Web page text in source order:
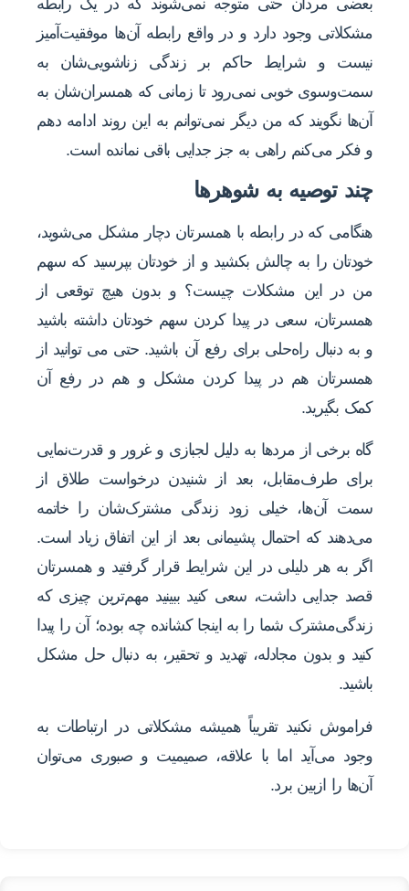
مشکلاتی وجود دارد و در واقع رابطه آن‌ها موفقیت‌آمیز
نیست و شرایط حاکم بر زندگی زناشویی‌شان به
سمت‌وسوی خوبی نمی‌رود تا زمانی که همسران‌شان به
آن‌ها نگویند که من دیگر نمی‌توانم به این روند ادامه دهم
و فکر می‌کنم راهی به جز جدایی باقی نمانده است.
چند توصیه به شوهرها
هنگامی که در رابطه با همسرتان دچار مشکل می‌شوید،
خودتان را به چالش بکشید و از خودتان بپرسید که سهم
من در این مشکلات چیست؟ و بدون هیچ توقعی از
همسرتان، سعی در پیدا کردن سهم خودتان داشته باشید
و به دنبال راه‌حلی برای رفع آن باشید. حتی می توانید از
همسرتان هم در پیدا کردن مشکل و هم در رفع آن
کمک بگیرید.
گاه برخی از مردها به دلیل لجبازی و غرور و قدرت‌نمایی
برای طرف‌مقابل، بعد از شنیدن درخواست طلاق از
سمت آن‌ها، خیلی زود زندگی مشترک‌شان را خاتمه
می‌دهند که احتمال پشیمانی بعد از این اتفاق زیاد است.
اگر به هر دلیلی در این شرایط قرار گرفتید و همسرتان
قصد جدایی داشت، سعی کنید ببینید مهم‌ترین چیزی که
زندگی‌مشترک شما را به این‎جا کشانده چه بوده؛ آن را پیدا
کنید و بدون مجادله، تهدید و تحقیر، به دنبال حل مشکل
باشید.
فراموش نکنید تقریباً همیشه مشکلاتی در ارتباطات به
وجود می‌آید اما با علاقه، صمیمیت و صبوری می‌توان
آن‌ها را ازبین برد.